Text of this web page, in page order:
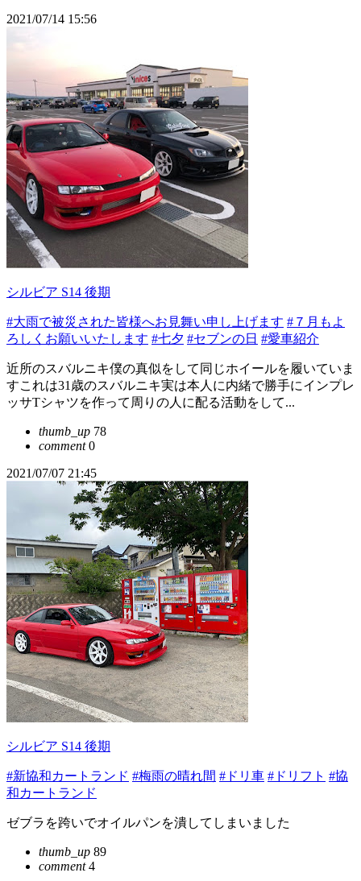
2021/07/14 15:56
シルビア S14 後期
#大雨で被災された皆様へお見舞い申し上げます #７月もよ
ろしくお願いいたします #七夕 #セブンの日 #愛車紹介
近所のスバルニキ僕の真似をして同じホイールを履いていま
すこれは31歳のスバルニキ実は本人に内緒で勝手にインプレ
ッサTシャツを作って周りの人に配る活動をして...
thumb_up 78
comment0
2021/07/07 21:45
シルビア S14 後期
#新協和カートランド #梅雨の晴れ間 #ドリ車 #ドリフト #協
和カートランド
ゼブラを跨いでオイルパンを潰してしまいました
thumb_up 89
comment4